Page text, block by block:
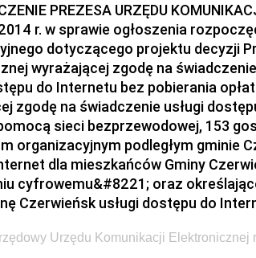
PREZESA URZĘDU
r. w sprawie ogłoszenia
dotyczącego projektu decyzji
wyrażającej zgodę na
do Internetu bez pobierania
zgodę na świadczenie usługi
sieci bezprzewodowej, 153
organizacyjnym podległym gminie
dla mieszkańców Gminy
cyfrowemu&#8221; oraz
Czerwieńsk usługi dostępu do
Urzędu Komunikacji Elektronicznej